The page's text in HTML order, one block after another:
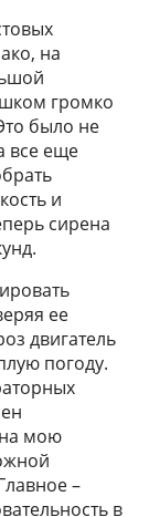
на
громко
было не
все еще
и
сирена
ее
двигатель
погоду.
на мою
–
в